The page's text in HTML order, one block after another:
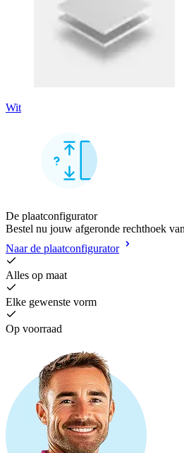
Wit
De plaatconfigurator
Bestel nu jouw afgeronde rechthoek
Naar de plaatconfigurator
Alles op maat
Elke gewenste vorm
Op voorraad